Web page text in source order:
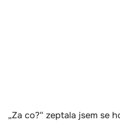
„Za co?“ zeptala jsem se